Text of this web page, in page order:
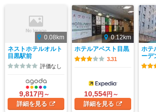
0.08km
ネストホテルオルト
目黒駅前
評価なし
9,817円～
詳細を見る
0.12km
ホテルアベスト目黒
3.31
10,554円～
詳細を見る
ホテ
ーデ